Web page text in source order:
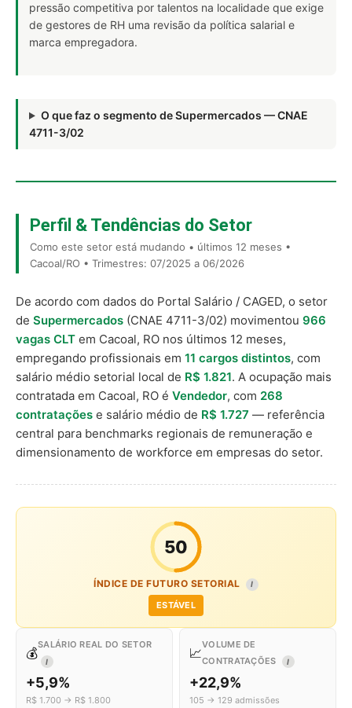
pressão competitiva por talentos na localidade que exige
de gestores de RH uma revisão da política salarial e
marca empregadora.
O que faz o segmento de Supermercados — CNAE
4711-3/02
Perfil & Tendências do Setor
Como este setor está mudando • últimos 12 meses •
Cacoal/RO • Trimestres: 07/2025 a 06/2026
De acordo com dados do Portal Salário / CAGED, o setor
de Supermercados (CNAE 4711-3/02) movimentou 966
vagas CLT em Cacoal, RO nos últimos 12 meses,
empregando profissionais em 11 cargos distintos, com
salário médio setorial local de R$ 1.821. A ocupação mais
contratada em Cacoal, RO é Vendedor, com 268
contratações e salário médio de R$ 1.727 — referência
central para benchmarks regionais de remuneração e
dimensionamento de workforce em empresas do setor.
50
ÍNDICE DE FUTURO SETORIAL I
ESTÁVEL
💰
SALÁRIO REAL DO SETOR
I
+5,9%
R$ 1.700 → R$ 1.800
📈
VOLUME DE
CONTRATAÇÕES
I
+22,9%
105 → 129 admissões